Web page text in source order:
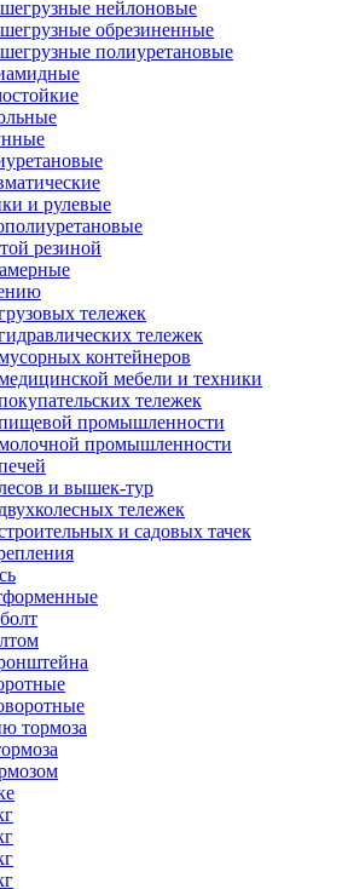
нейлоновые
обрезиненные
полиуретановые
и рулевые
резиной
тележек
тележек
контейнеров
мебели и техники
тележек
промышленности
промышленности
и вышек-тур
тележек
и садовых тачек
тормоза